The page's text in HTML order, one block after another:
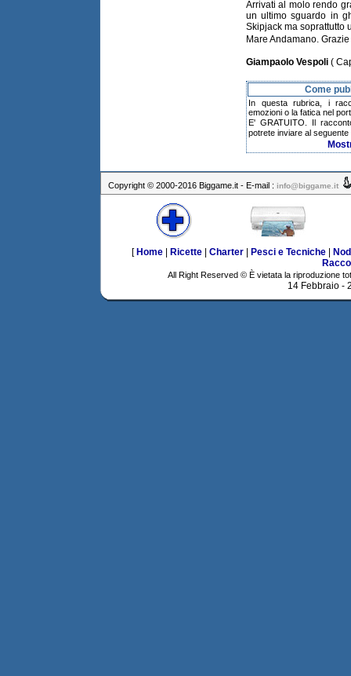
Arrivati al molo rendo
un ultimo sguardo in
Skipjack ma soprattutto
Mare Andamano.
Giampaolo Vespoli (
Come
In questa rubrica, i
emozioni o la fatica nel
E' GRATUITO. Il
potrete inviare al
Copyright © 2000-2016 Biggame.it - E-mail : info@biggame.it
[ Home| Ricette| Charter| Pesci e Tecniche|
All Right Reserved © È vietata la riproduzione
14 Febbraio -